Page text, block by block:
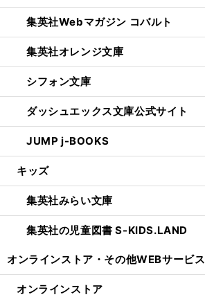
集英社Webマガジン コバルト
集英社オレンジ文庫
シフォン文庫
ダッシュエックス文庫公式サイト
JUMP j-BOOKS
キッズ
集英社みらい文庫
集英社の児童図書 S-KIDS.LAND
オンラインストア・ その他WEBサービス
オンラインストア